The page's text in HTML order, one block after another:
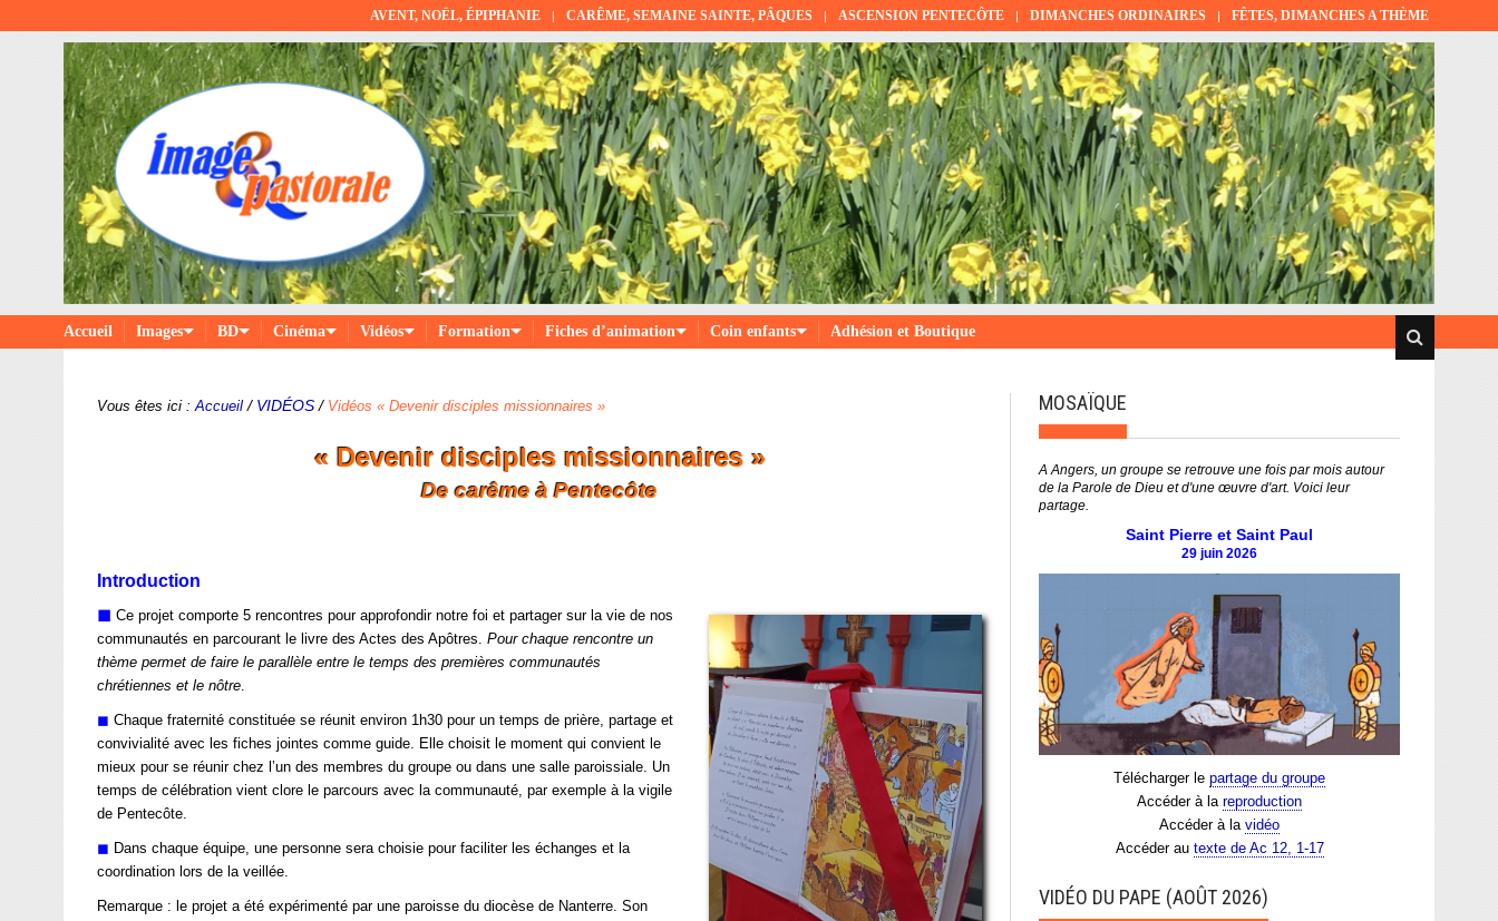
AVENT, NOËL, ÉPIPHANIE CARÊME, SEMAINE SAINTE, PÂQUES ASCENSION PENTECÔTE DIMANCHES ORDINAIRES FÊTES, DIMANCHES A THÈME
Accueil Images BD Cinéma Vidéos Formation Fiches d’animation Coin enfants Adhésion et Boutique
Vous êtes ici : Accueil / VIDÉOS/ Vidéos « Devenir disciples missionnaires »
« Devenir disciples missionnaires »
De carême à Pentecôte
Introduction
◼︎ Ce projet comporte 5 rencontres pour approfondir notre foi et partager sur la vie de nos
communautés en parcourant le livre des Actes des Apôtres. Pour chaque rencontre un
thème permet de faire le parallèle entre le temps des premières communautés
chrétiennes et le nôtre.
◼︎ Chaque fraternité constituée se réunit environ 1h30 pour un temps de prière, partage et
convivialité avec les fiches jointes comme guide. Elle choisit le moment qui convient le
mieux pour se réunir chez l’un des membres du groupe ou dans une salle paroissiale. Un
temps de célébration vient clore le parcours avec la communauté, par exemple à la vigile
de Pentecôte.
◼︎ Dans chaque équipe, une personne sera choisie pour faciliter les échanges et la
coordination lors de la veillée.
Remarque : le projet a été expérimenté par une paroisse du diocèse de Nanterre. Son
MOSAÏQUE
A Angers, un groupe se retrouve une fois par mois autour
de la Parole de Dieu et d'une œuvre d'art. Voici leur
partage.
Saint Pierre et Saint Paul
29 juin 2026
Télécharger le partage du groupe
Accéder à la reproduction
Accéder à la vidéo
Accéder au texte de Ac 12, 1-17
VIDÉO DU PAPE (AOÛT 2026)